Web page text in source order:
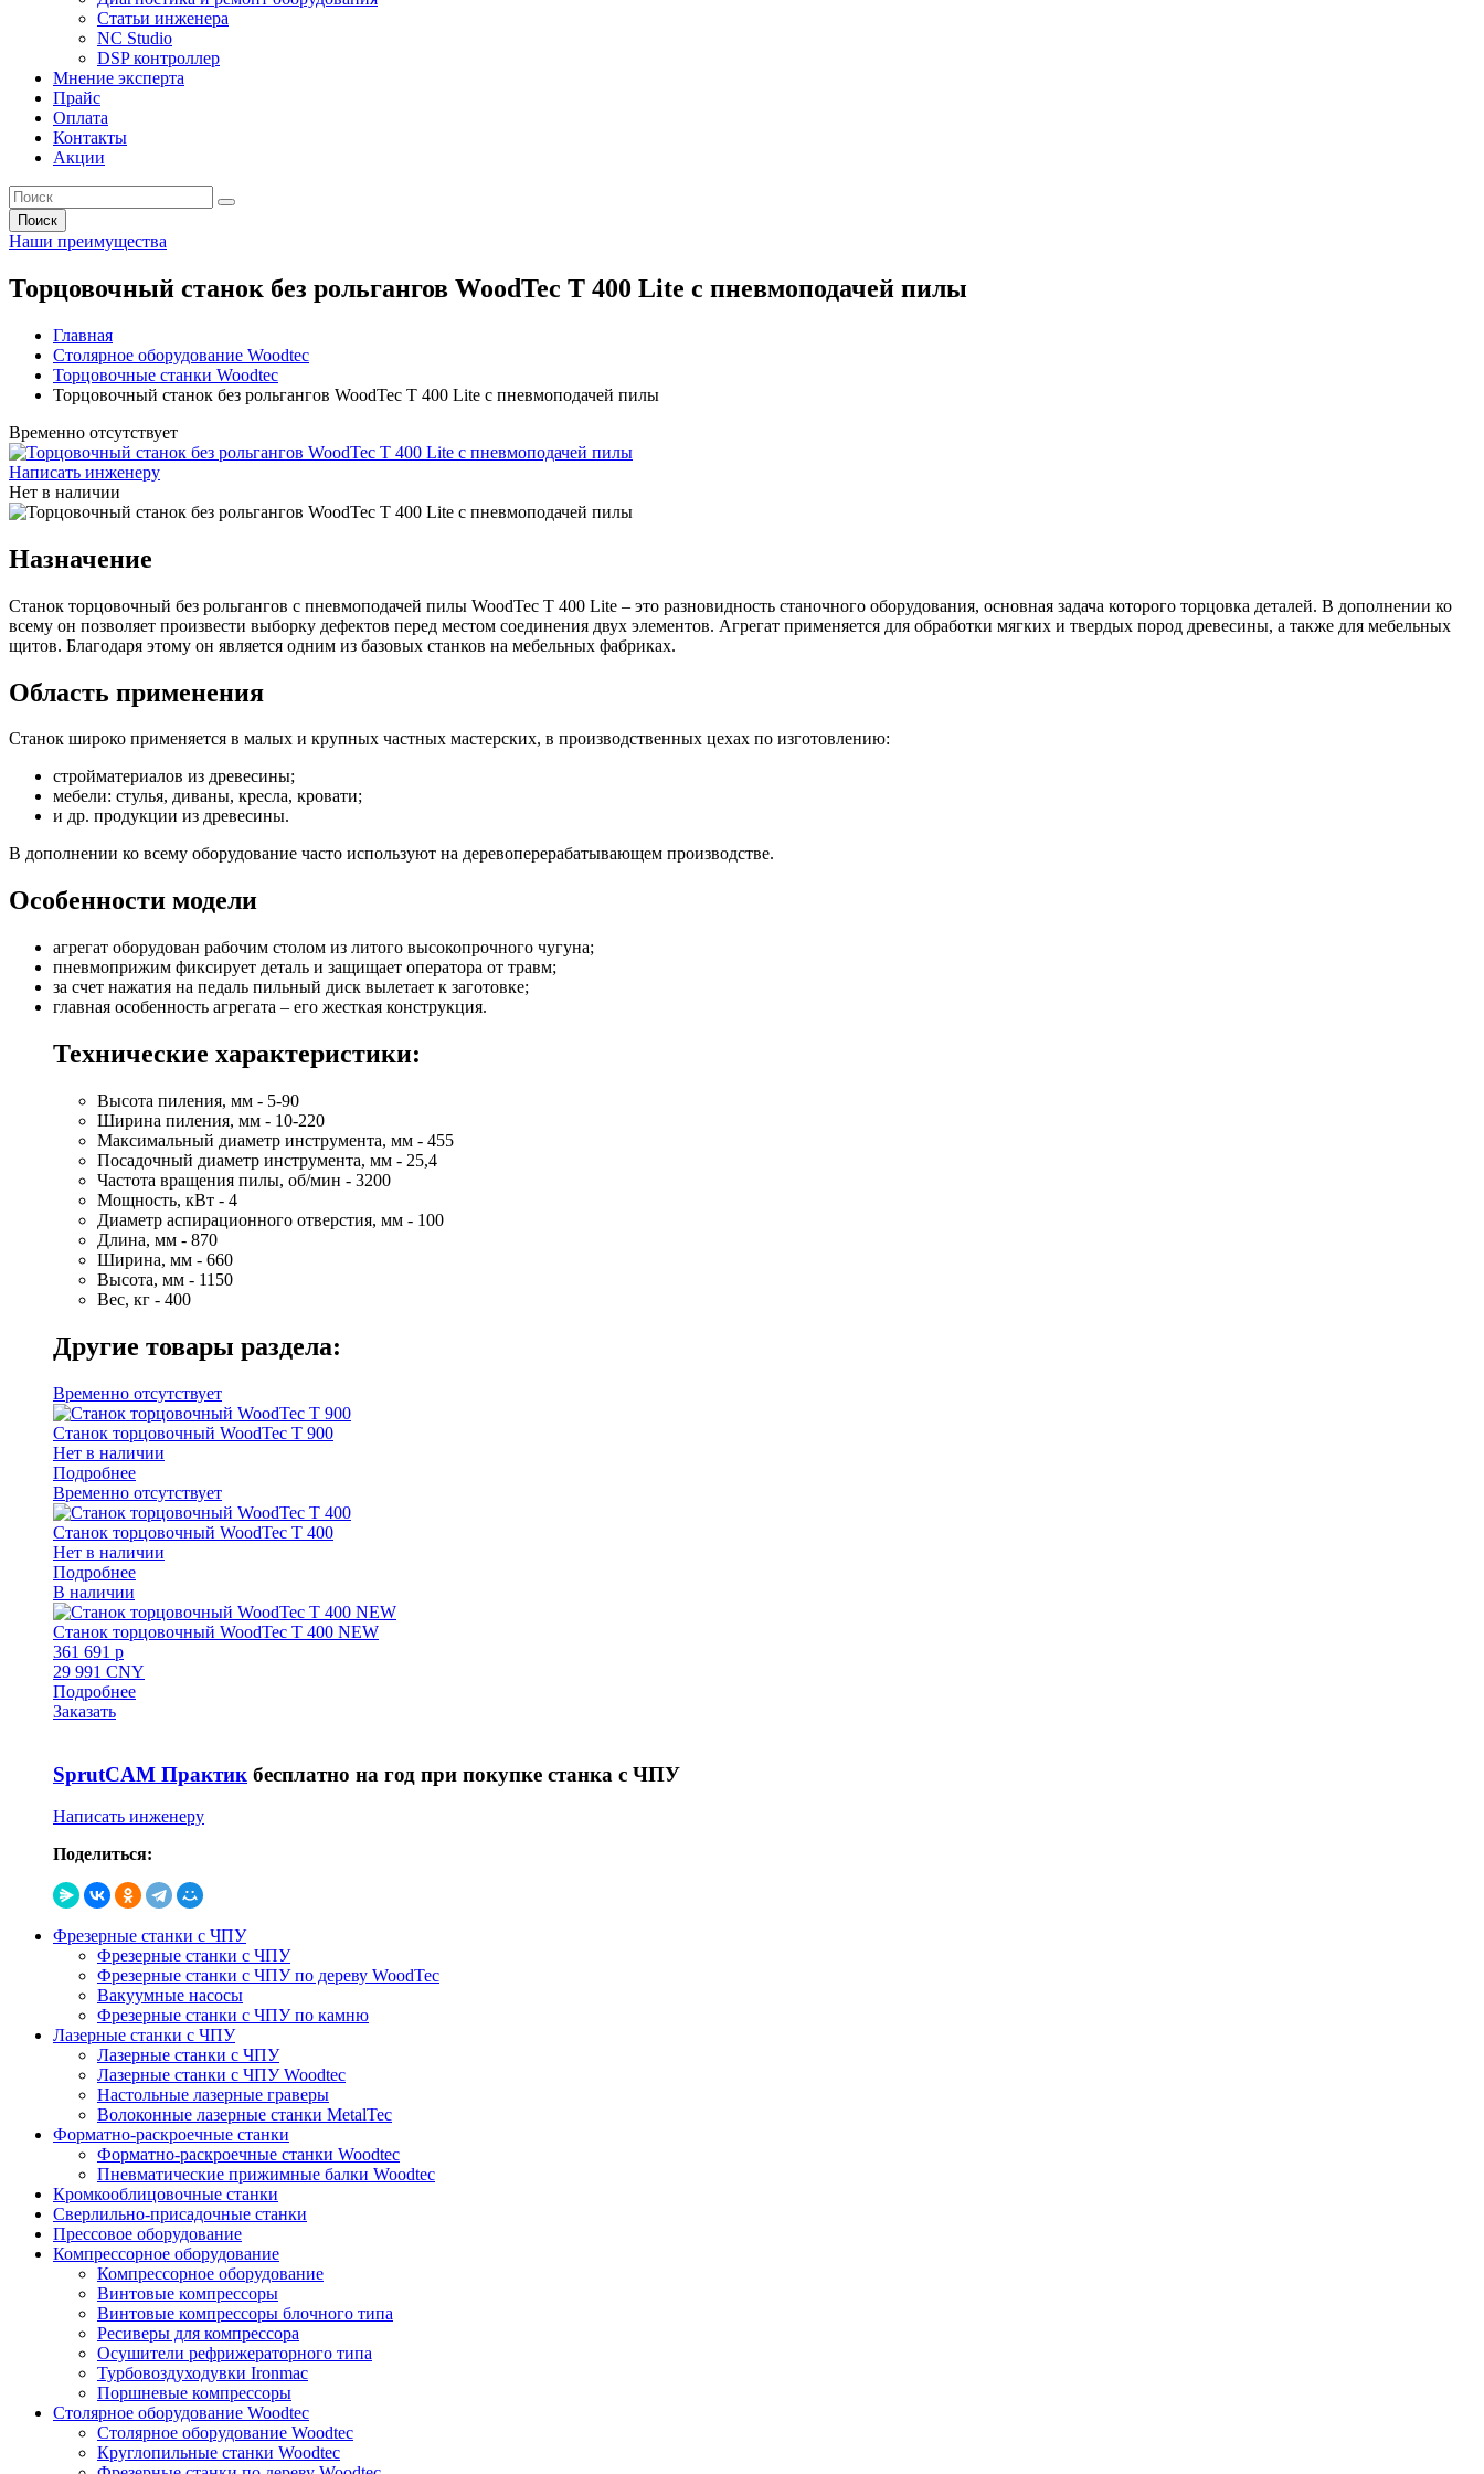
Статьи инженера
NC Studio
DSP контроллер
Мнение эксперта
Прайс
Оплата
Контакты
Акции
Поиск
Наши преимущества
Торцовочный станок без рольгангов WoodTec T 400 Lite с пневмоподачей пилы
Главная
Столярное оборудование Woodtec
Торцовочные станки Woodtec
Торцовочный станок без рольгангов WoodTec T 400 Lite с пневмоподачей пилы
Временно отсутствует
Написать инженеру
Нет в наличии
Назначение
Станок торцовочный без рольгангов с пневмоподачей пилы WoodTec T 400 Lite – это разновидность станочного оборудования, основная задача которого торцовка деталей. В дополнении ко
всему он позволяет произвести выборку дефектов перед местом соединения двух элементов. Агрегат применяется для обработки мягких и твердых пород древесины, а также для мебельных
щитов. Благодаря этому он является одним из базовых станков на мебельных фабриках.
Область применения
Станок широко применяется в малых и крупных частных мастерских, в производственных цехах по изготовлению:
стройматериалов из древесины;
мебели: стулья, диваны, кресла, кровати;
и др. продукции из древесины.
В дополнении ко всему оборудование часто используют на деревоперерабатывающем производстве.
Особенности модели
агрегат оборудован рабочим столом из литого высокопрочного чугуна;
пневмоприжим фиксирует деталь и защищает оператора от травм;
за счет нажатия на педаль пильный диск вылетает к заготовке;
главная особенность агрегата – его жесткая конструкция.
Технические характеристики:
Высота пиления, мм - 5-90
Ширина пиления, мм - 10-220
Максимальный диаметр инструмента, мм - 455
Посадочный диаметр инструмента, мм - 25,4
Частота вращения пилы, об/мин - 3200
Мощность, кВт - 4
Диаметр аспирационного отверстия, мм - 100
Длина, мм - 870
Ширина, мм - 660
Высота, мм - 1150
Вес, кг - 400
Другие товары раздела:
Временно отсутствует
Станок торцовочный WoodTec T 900
Нет в наличии
Подробнее
Временно отсутствует
Станок торцовочный WoodTec T 400
Нет в наличии
Подробнее
В наличии
Станок торцовочный WoodTec T 400 NEW
361 691 p
29 991 CNY
Подробнее
Заказать
SprutCAM Практик бесплатно на год при покупке станка с ЧПУ
Написать инженеру
Поделиться:
Фрезерные станки с ЧПУ
Фрезерные станки с ЧПУ
Фрезерные станки с ЧПУ по дереву WoodTec
Вакуумные насосы
Фрезерные станки с ЧПУ по камню
Лазерные станки с ЧПУ
Лазерные станки с ЧПУ
Лазерные станки с ЧПУ Woodtec
Настольные лазерные граверы
Волоконные лазерные станки MetalTec
Форматно-раскроечные станки
Форматно-раскроечные станки Woodtec
Пневматические прижимные балки Woodtec
Кромкооблицовочные станки
Сверлильно-присадочные станки
Прессовое оборудование
Компрессорное оборудование
Компрессорное оборудование
Винтовые компрессоры
Винтовые компрессоры блочного типа
Ресиверы для компрессора
Осушители рефрижераторного типа
Турбовоздуходувки Ironmac
Поршневые компрессоры
Столярное оборудование Woodtec
Столярное оборудование Woodtec
Круглопильные станки Woodtec